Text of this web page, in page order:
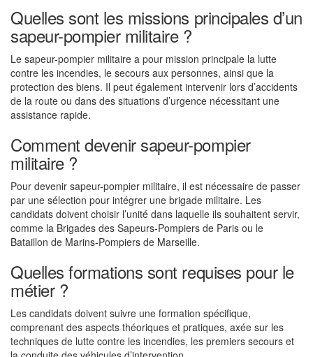
Quelles sont les missions principales d’un
sapeur-pompier militaire ?
Le sapeur-pompier militaire a pour mission principale la lutte
contre les incendies, le secours aux personnes, ainsi que la
protection des biens. Il peut également intervenir lors d’accidents
de la route ou dans des situations d’urgence nécessitant une
assistance rapide.
Comment devenir sapeur-pompier
militaire ?
Pour devenir sapeur-pompier militaire, il est nécessaire de passer
par une sélection pour intégrer une brigade militaire. Les
candidats doivent choisir l’unité dans laquelle ils souhaitent servir,
comme la Brigades des Sapeurs-Pompiers de Paris ou le
Bataillon de Marins-Pompiers de Marseille.
Quelles formations sont requises pour le
métier ?
Les candidats doivent suivre une formation spécifique,
comprenant des aspects théoriques et pratiques, axée sur les
techniques de lutte contre les incendies, les premiers secours et